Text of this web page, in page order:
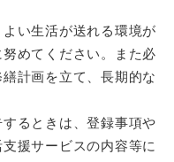
い生活が送れる環境が
めてください。また必
計画を立て、長期的な
るときは、登録事項や
援サービスの内容等に